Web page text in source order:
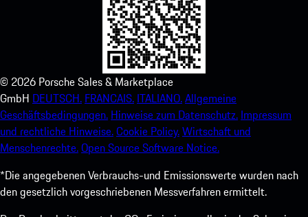
© 2026 Porsche Sales & Marketplace
GmbH DEUTSCH. FRANCAIS. ITALIANO.Allgemeine
Geschäftsbedingungen. Hinweise zum Datenschutz. Impressum
und rechtliche Hinweise.Cookie Policy.Wirtschaft und
Menschenrechte.Open Source Software Notice.
*Die angegebenen Verbrauchs-und Emissionswerte wurden nach
den gesetzlich vorgeschriebenen Messverfahren ermittelt.